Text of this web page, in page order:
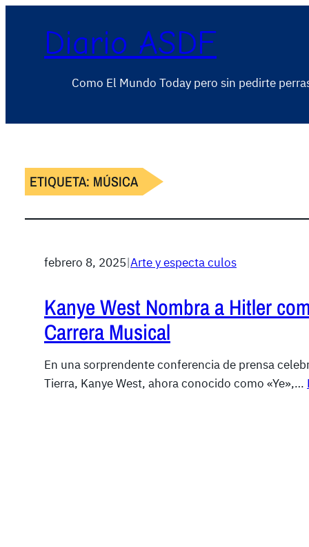
Diario ASDF
Como El Mundo Today pero sin pedirte
ETIQUETA: MÚSICA
febrero 8, 2025|Arte y especta culos
Kanye West Nombra a Hitler
Carrera Musical
En una sorprendente conferencia de prensa
Tierra, Kanye West, ahora conocido como «Ye»,…